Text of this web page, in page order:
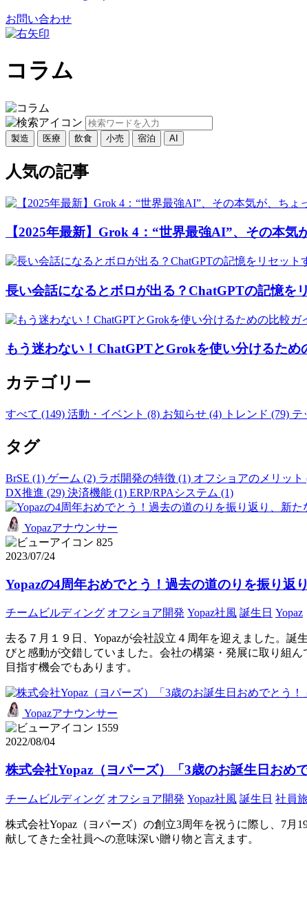
お問い合わせ
コラム
製造 医療 飲食 小売 宿泊 AI
人気の記事
【2025年最新】Grok 4：“世界最強AI”、その本気
長い会話になるとボロが出る？ChatGPTの記憶を
もう迷わない！ChatGPTとGrokを使い分けるため
カテゴリー
すべて (149) 活動・イベント (8) お知らせ (4) トレンド (79) テ
タグ
BrSE (1) ゲーム (2) ラボ開発の特徴 (1) オフショアのメリット
DX推進 (29) 決済機能 (1) ERP/RPAシステム (1)
Yopazアナウンサー
825
2023/07/24
Yopazの4周年おめでとう！過去の道のりを振り返
チームビルディング オフショア開発 Yopaz社風 誕生日 Yopaz
去る７月１９日、Yopazが会社設立４周年を迎えました。
びと感動が交錯していました。会社の構築・発展に取り組
目指す機会でもあります。
Yopazアナウンサー
1559
2022/08/04
株式会社Yopaz（ヨパーズ）「3歳のお誕生日おめ
チームビルディング オフショア開発 Yopaz社風 誕生日 社員
株式会社Yopaz（ヨパーズ）の創立3周年を祝うに際し、7
献してきた全社員への意味深い贈り物と言えます。